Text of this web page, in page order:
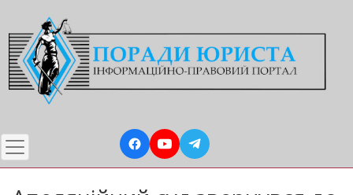
до
основного
вмісту